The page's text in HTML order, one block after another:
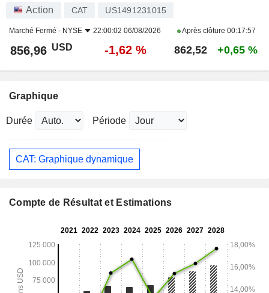
Action CAT US1491231015
Marché Fermé - NYSE 22:00:02 06/08/2026 Après clôture 00:17:57
856,96 USD -1,62 % 862,52 +0,65 %
Graphique
Durée Période
CAT: Graphique dynamique
Compte de Résultat et Estimations